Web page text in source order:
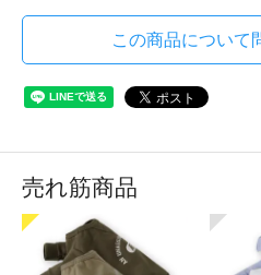
この商品について
売れ筋商品